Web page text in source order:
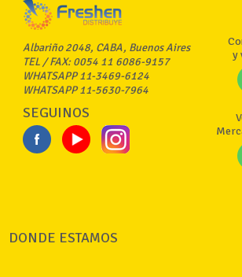
Albariño 2048, CABA, Buenos Aires
TEL / FAX: 0054 11 6086-9157
WHATSAPP 11-3469-6124
WHATSAPP 11-5630-7964
SEGUINOS
y
DONDE ESTAMOS